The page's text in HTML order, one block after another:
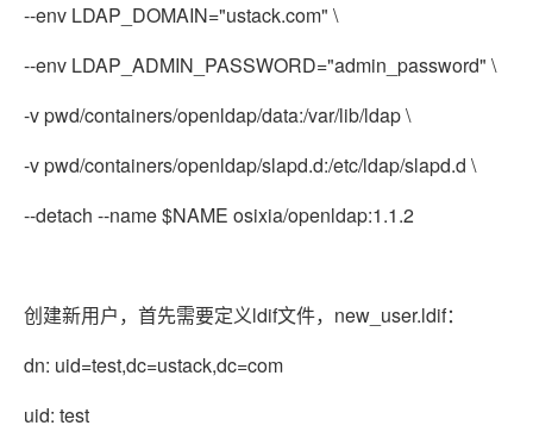
--env LDAP_DOMAIN="ustack.com" \
--env LDAP_ADMIN_PASSWORD="admin_password" \
-v pwd/containers/openldap/data:/var/lib/ldap \
-v pwd/containers/openldap/slapd.d:/etc/ldap/slapd.d \
--detach --name $NAME osixia/openldap:1.1.2
创建新用户，首先需要定义ldif文件，new_user.ldif：
dn: uid=test,dc=ustack,dc=com
uid: test